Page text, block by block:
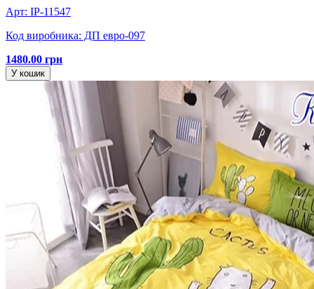
Арт: IP-11547
Код виробника: ДП евро-097
1480.00 грн
У кошик